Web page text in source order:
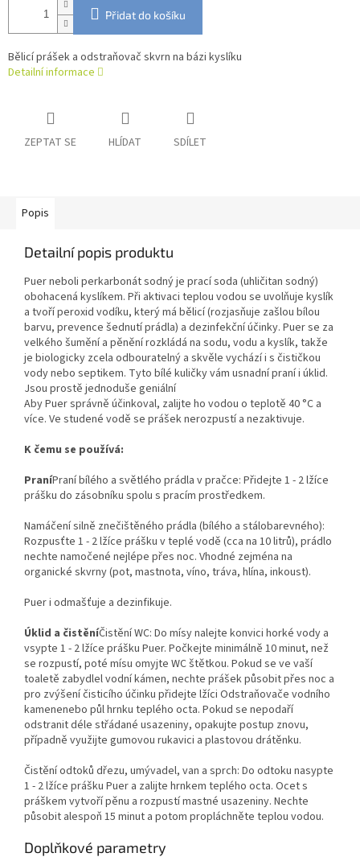
Přidat do košíku
Bělicí prášek a odstraňovač skvrn na bázi kyslíku
Detailní informace
ZEPTAT SE HLÍDAT SDÍLET
Popis
Detailní popis produktu
Puer neboli perkarbonát sodný je prací soda (uhličitan sodný)
obohacená kyslíkem. Při aktivaci teplou vodou se uvolňuje kyslík
a tvoří peroxid vodíku, který má bělicí (rozjasňuje zašlou bílou
barvu, prevence šednutí prádla) a dezinfekční účinky. Puer se za
velkého šumění a pěnění rozkládá na sodu, vodu a kyslík, takže
je biologicky zcela odbouratelný a skvěle vychází i s čističkou
vody nebo septikem. Tyto bílé kuličky vám usnadní praní i úklid.
Jsou prostě jednoduše geniální
Aby Puer správně účinkoval, zalijte ho vodou o teplotě 40 °C a
více. Ve studené vodě se prášek nerozpustí a nezaktivuje.
K čemu se používá:
PraníPraní bílého a světlého prádla v pračce: Přidejte 1 - 2 lžíce
prášku do zásobníku spolu s pracím prostředkem.
Namáčení silně znečištěného prádla (bílého a stálobarevného):
Rozpusťte 1 - 2 lžíce prášku v teplé vodě (cca na 10 litrů), prádlo
nechte namočené nejlépe přes noc. Vhodné zejména na
organické skvrny (pot, mastnota, víno, tráva, hlína, inkoust).
Puer i odmašťuje a dezinfikuje.
Úklid a čistěníČistění WC: Do mísy nalejte konvici horké vody a
vsypte 1 - 2 lžíce prášku Puer. Počkejte minimálně 10 minut, než
se rozpustí, poté mísu omyjte WC štětkou. Pokud se ve vaší
toaletě zabydlel vodní kámen, nechte prášek působit přes noc a
pro zvýšení čisticího účinku přidejte lžíci Odstraňovače vodního
kamenenebo půl hrnku teplého octa. Pokud se nepodaří
odstranit déle střádané usazeniny, opakujte postup znovu,
případně využijte gumovou rukavici a plastovou drátěnku.
Čistění odtoků dřezu, umývadel, van a sprch: Do odtoku nasypte
1 - 2 lžíce prášku Puer a zalijte hrnkem teplého octa. Ocet s
práškem vytvoří pěnu a rozpustí mastné usazeniny. Nechte
působit alespoň 15 minut a potom propláchněte teplou vodou.
Doplňkové parametry